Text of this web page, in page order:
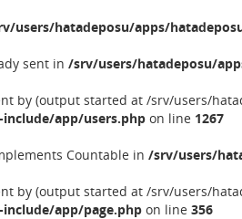
users/hatadeposu/apps/
sent in /srv/users/hatadeposu/
by (output started at /srv/users/
app/users.php on line 1267
Countable in /srv/users/
by (output started at /srv/users/
app/page.php on line 356